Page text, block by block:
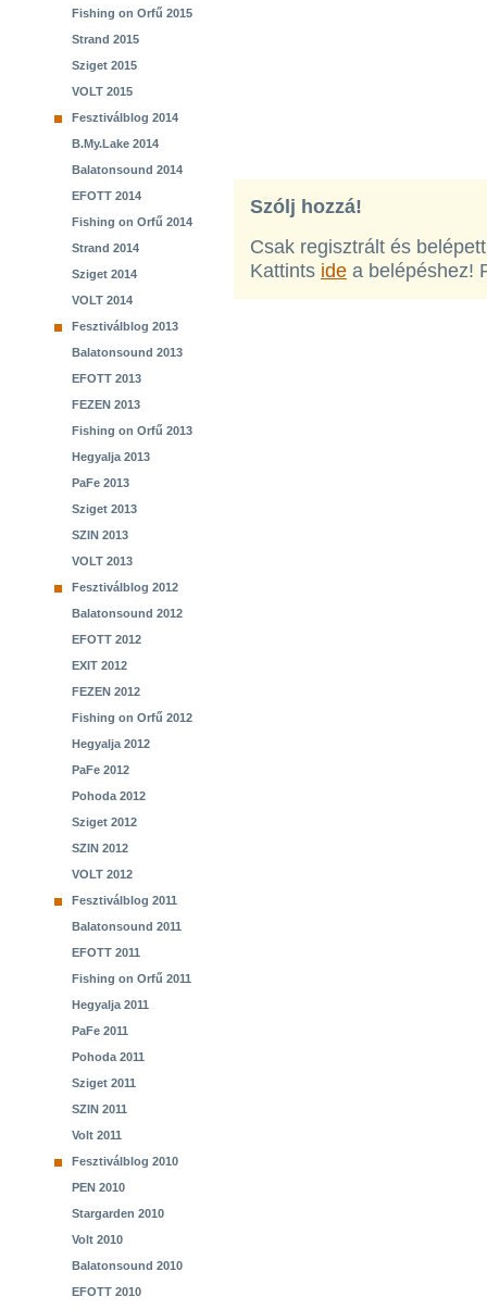
Fishing on Orfű 2015
Strand 2015
Sziget 2015
VOLT 2015
Fesztiválblog 2014
B.My.Lake 2014
Balatonsound 2014
EFOTT 2014
Fishing on Orfű 2014
Strand 2014
Sziget 2014
VOLT 2014
Fesztiválblog 2013
Balatonsound 2013
EFOTT 2013
FEZEN 2013
Fishing on Orfű 2013
Hegyalja 2013
PaFe 2013
Sziget 2013
SZIN 2013
VOLT 2013
Fesztiválblog 2012
Balatonsound 2012
EFOTT 2012
EXIT 2012
FEZEN 2012
Fishing on Orfű 2012
Hegyalja 2012
PaFe 2012
Pohoda 2012
Sziget 2012
SZIN 2012
VOLT 2012
Fesztiválblog 2011
Balatonsound 2011
EFOTT 2011
Fishing on Orfű 2011
Hegyalja 2011
PaFe 2011
Pohoda 2011
Sziget 2011
SZIN 2011
Volt 2011
Fesztiválblog 2010
PEN 2010
Stargarden 2010
Volt 2010
Balatonsound 2010
EFOTT 2010
Szólj hozzá!
Csak regisztrált és
Kattints ide a belépéshez!